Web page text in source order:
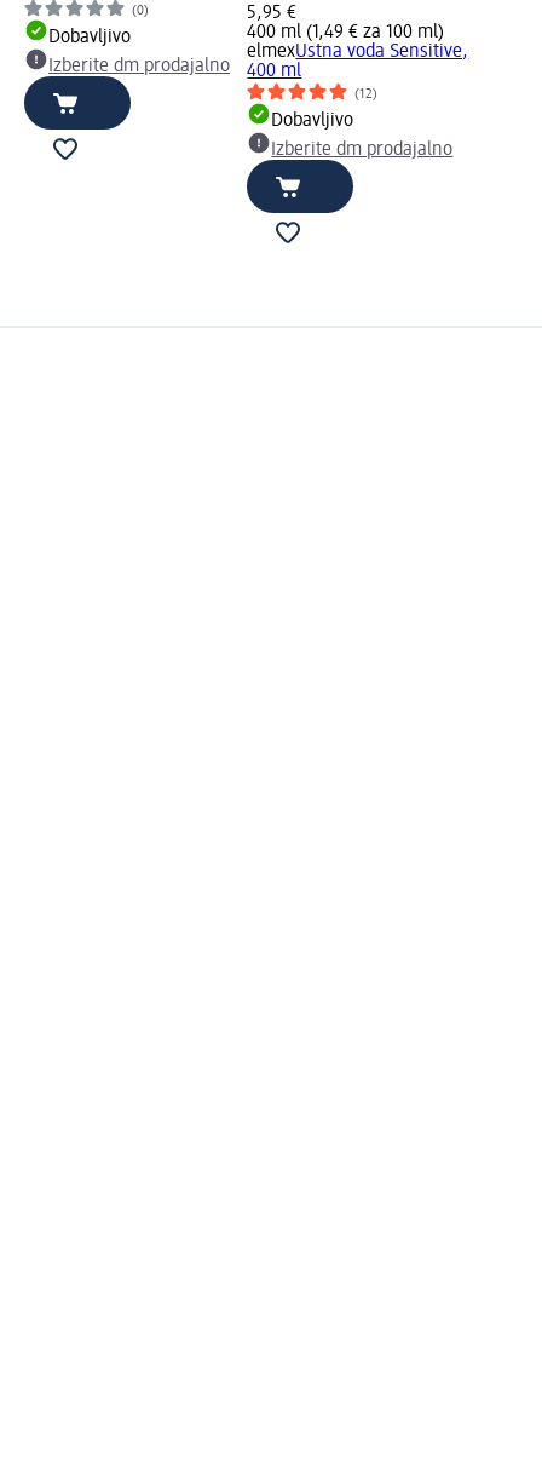
(0)
Dobavljivo
Izberite dm prodajalno
5,95 €
400 ml (1,49 € za 100 ml)
elmexUstna voda Sensitive,
400 ml
(12)
Dobavljivo
Izberite dm prodajalno